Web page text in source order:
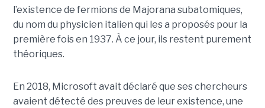
l’existence de fermions de Majorana subatomiques,
du nom du physicien italien qui les a proposés pour la
première fois en 1937. À ce jour, ils restent purement
théoriques.
En 2018, Microsoft avait déclaré que ses chercheurs
avaient détecté des preuves de leur existence, une